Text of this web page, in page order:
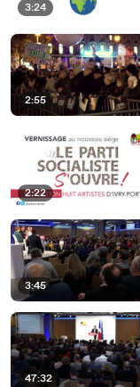
3:24
2:55
2:22
3:45
47:32